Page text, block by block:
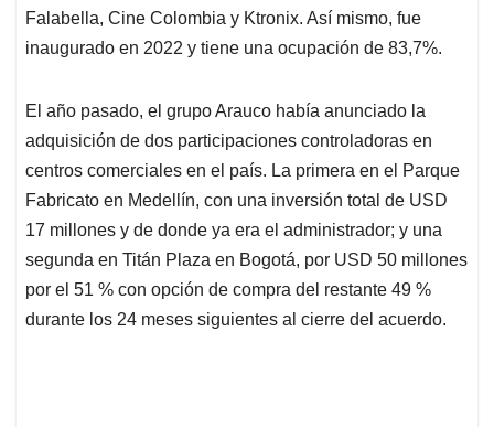
Falabella, Cine Colombia y Ktronix. Así mismo, fue
inaugurado en 2022 y tiene una ocupación de 83,7%.
El año pasado, el grupo Arauco había anunciado la
adquisición de dos participaciones controladoras en
centros comerciales en el país. La primera en el Parque
Fabricato en Medellín, con una inversión total de USD
17 millones y de donde ya era el administrador; y una
segunda en Titán Plaza en Bogotá, por USD 50 millones
por el 51 % con opción de compra del restante 49 %
durante los 24 meses siguientes al cierre del acuerdo.